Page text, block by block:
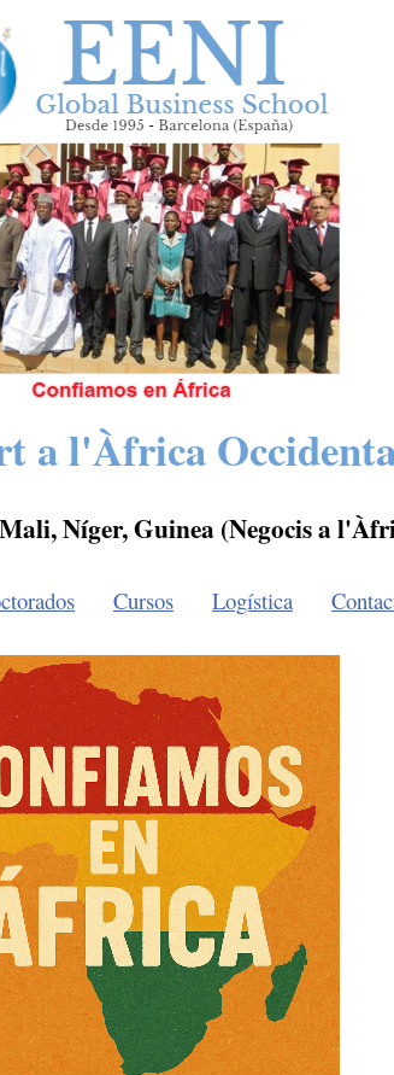
a l'Àfrica
Níger, Guinea (Negocis a
Cursos Logística